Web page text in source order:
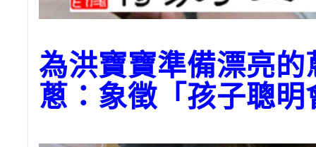
為洪寶寶準備漂亮的
蔥：象徵「孩子聰明